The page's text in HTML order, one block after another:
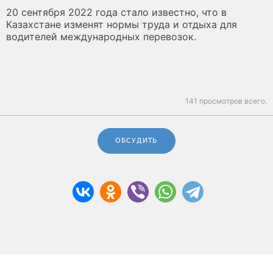
20 сентября 2022 года стало известно, что в
Казахстане изменят нормы труда и отдыха для
водителей международных перевозок.
141 просмотров всего.
ОБСУДИТЬ